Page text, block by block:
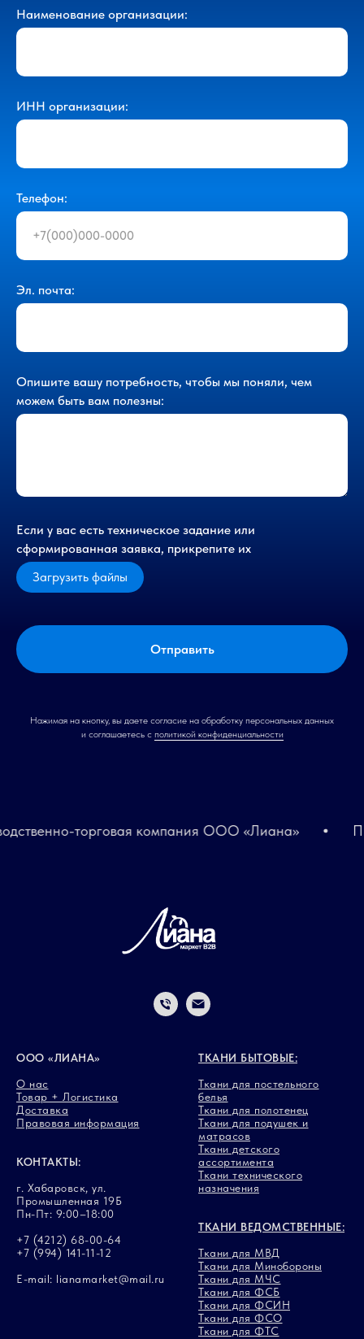
Наименование организации:
ИНН организации:
Телефон:
Эл. почта:
Опишите вашу потребность, чтобы мы поняли, чем
можем быть вам полезны:
Если у вас есть техническое задание или
сформированная заявка, прикрепите их
Загрузить файлы
Отправить
Нажимая на кнопку, вы даете согласие на обработку персональных данных
и соглашаетесь c политикой конфиденциальности
торговая компания ООО «Лиана»
ООО «ЛИАНА»
О нас
Товар + Логистика
Доставка
Правовая информация
КОНТАКТЫ:
г. Хабаровск, ул.
Промышленная 19Б
Пн-Пт: 9:00–18:00
+7 (4212) 68-00-64
+7 (994) 141-11-12
E-mail: lianamarket@mail.ru
ТКАНИ БЫТОВЫЕ:
Ткани для постельного
белья
Ткани для полотенец
Ткани для подушек и
матрасов
Ткани детского
ассортимента
Ткани технического
назначения
ТКАНИ ВЕДОМСТВЕННЫЕ:
Ткани для МВД
Ткани для Минобороны
Ткани для МЧС
Ткани для ФСБ
Ткани для ФСИН
Ткани для ФСО
Ткани для ФТС